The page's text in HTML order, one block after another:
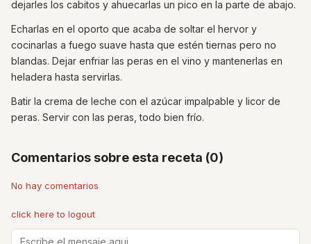
dejarles los cabitos y ahuecarlas un pico en la parte de abajo.
Echarlas en el oporto que acaba de soltar el hervor y
cocinarlas a fuego suave hasta que estén tiernas pero no
blandas. Dejar enfriar las peras en el vino y mantenerlas en
heladera hasta servirlas.
Batir la crema de leche con el azúcar impalpable y licor de
peras. Servir con las peras, todo bien frío.
Comentarios sobre esta receta (0)
No hay comentarios
click here to logout